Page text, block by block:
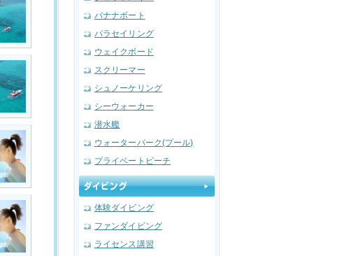
バナナボート
パラセイリング
ウェイクボード
スクリーマー
シュノーケリング
シーウォーカー
潜水艦
ウォーターパーク(プール)
プライベートビーチ
体験ダイビング
ファンダイビング
ライセンス講習